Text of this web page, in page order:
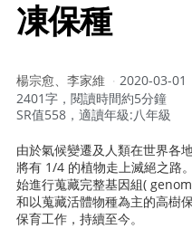
凍保種
作
者：
楊宗愈、李家維
2020-03-01
2401字，閱讀時間約5分鐘
SR值558，適讀年級:八年級
由於氣候變遷及人類在世界各
將有 1/4 的植物走上滅絕之路
始進行蒐藏完整基因組(
和以蒐藏活體物種為主的高樹
保育工作，持續至今。